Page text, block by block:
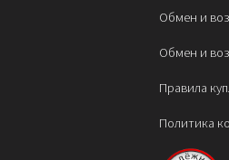
Обмен и
Обмен и
Правила
Политика